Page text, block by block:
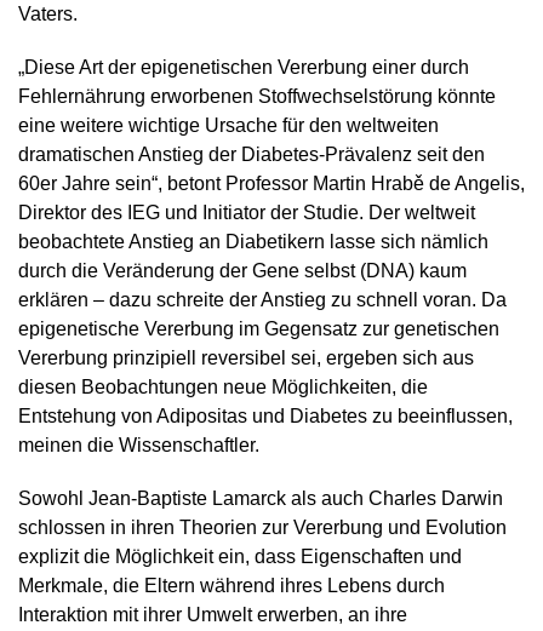
Vaters.
„Diese Art der epigenetischen Vererbung einer durch
Fehlernährung erworbenen Stoffwechselstörung könnte
eine weitere wichtige Ursache für den weltweiten
dramatischen Anstieg der Diabetes-Prävalenz seit den
60er Jahre sein“, betont Professor Martin Hrabě de Angelis,
Direktor des IEG und Initiator der Studie. Der weltweit
beobachtete Anstieg an Diabetikern lasse sich nämlich
durch die Veränderung der Gene selbst (DNA) kaum
erklären – dazu schreite der Anstieg zu schnell voran. Da
epigenetische Vererbung im Gegensatz zur genetischen
Vererbung prinzipiell reversibel sei, ergeben sich aus
diesen Beobachtungen neue Möglichkeiten, die
Entstehung von Adipositas und Diabetes zu beeinflussen,
meinen die Wissenschaftler.
Sowohl Jean-Baptiste Lamarck als auch Charles Darwin
schlossen in ihren Theorien zur Vererbung und Evolution
explizit die Möglichkeit ein, dass Eigenschaften und
Merkmale, die Eltern während ihres Lebens durch
Interaktion mit ihrer Umwelt erwerben, an ihre